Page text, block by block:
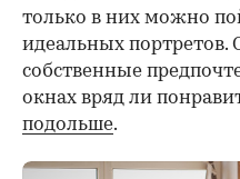
только в них можно
идеальных портретов.
собственные
окнах вряд ли
подольше.